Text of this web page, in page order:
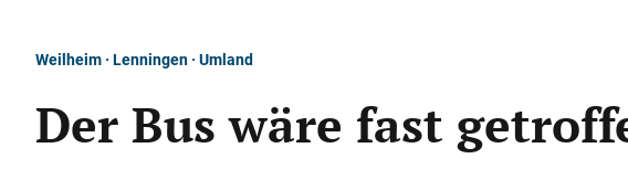
Weilheim · Lenningen · Umland
Der Bus wäre fast